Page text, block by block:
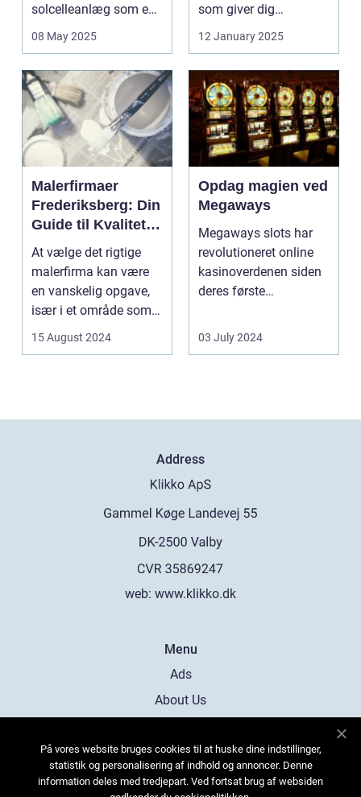
solcelleanlæg som en
bæred...
08 May 2025
som giver dig
mulighed for ...
12 January 2025
Malerfirmaer
Frederiksberg: Din
Guide til Kvalitet
og Service
At vælge det rigtige
malerfirma kan være
en vanskelig opgave,
især i et område som
Frederiksberg, hv...
15 August 2024
Opdag magien ved
Megaways
Megaways slots har
revolutioneret online
kasinoverdenen siden
deres første
spillea...
03 July 2024
Address
web: www.klikko.dk
Menu
Ads
About Us
Contact
Sitemap
På vores website bruges cookies til at huske dine indstillinger,
statistik og personalisering af indhold og annoncer. Denne
information deles med tredjepart. Ved fortsat brug af websiden